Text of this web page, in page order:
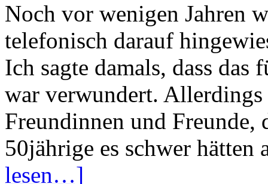
Noch vor wenigen Jahren
telefonisch darauf
Ich sagte damals, dass
war verwundert.
Freundinnen und Freunde,
50jährige es schwer
lesen…]